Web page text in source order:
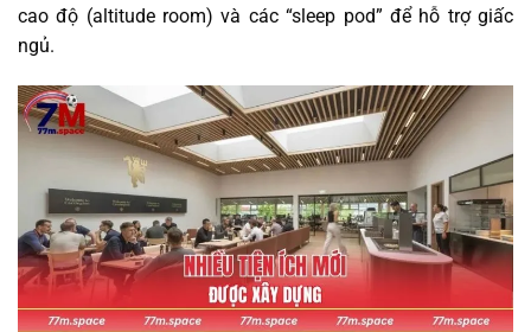
cao độ (altitude room) và các “sleep pod” để hỗ trợ giấc
ngủ.